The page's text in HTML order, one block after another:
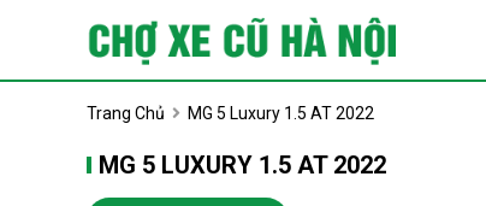
Trang Chủ MG 5 Luxury 1.5 AT 2022
MG 5 LUXURY 1.5 AT 2022